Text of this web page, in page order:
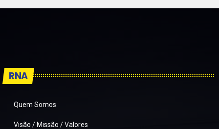
RNA
Quem Somos
Visão / Missão / Valores